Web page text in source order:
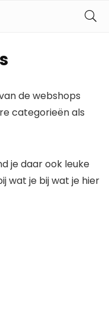
de webshops
categorieën als
je daar ook leuke
wat je bij wat je hier